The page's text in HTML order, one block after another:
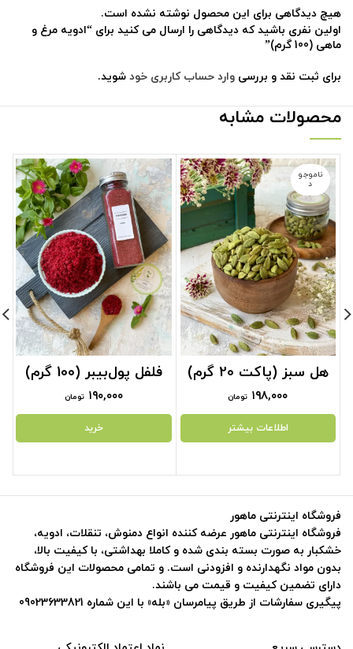
هیچ دیدگاهی برای این محصول نوشته نشده است.
اولین نفری باشید که دیدگاهی را ارسال می کنید برای “ادویه مرغ و
ماهی (100 گرم)”
برای ثبت نقد و بررسی وارد حساب کاربری خود شوید.
محصولات مشابه
ناموجو
د
هل سبز (پاکت 20 گرم)
۱۹۸,۰۰۰ تومان
اطلاعات بیشتر
فلفل پول‌بیبر (100 گرم)
۱۹۰,۰۰۰ تومان
خرید
فروشگاه اینترنتی ماهور
فروشگاه اینترنتی ماهور عرضه کننده انواع دمنوش، تنقلات، ادویه،
خشکبار به صورت بسته بندی شده و کاملا بهداشتی، با کیفیت بالا،
بدون مواد نگهدارنده و افزودنی است. و تمامی محصولات این فروشگاه
دارای تضمین کیفیت و قیمت می باشند.
پیگیری سفارشات از طریق پیامرسان «بله» با این شماره 09023633821